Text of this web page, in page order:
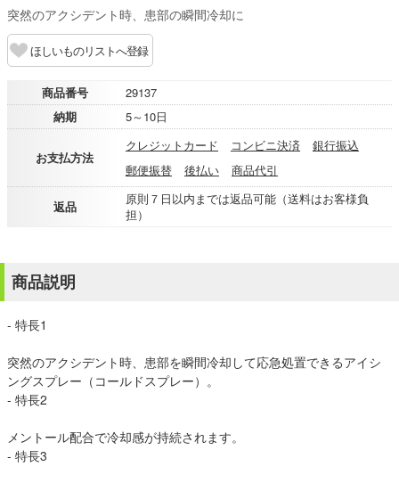
突然のアクシデント時、患部の瞬間冷却に
ほしいものリストへ登録
商品番号
29137
納期
5～10日
お支払方法
クレジットカード コンビニ決済
銀行振込
郵便振替
後払い 商品代引
返品
原則７日以内までは返品可能（送料はお客様負
担）
商品説明
- 特長1
突然のアクシデント時、患部を瞬間冷却して応急処置できるアイシ
ングスプレー（コールドスプレー）。
- 特長2
メントール配合で冷却感が持続されます。
- 特長3